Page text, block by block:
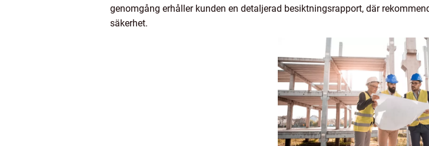
genomgång erhåller kunden en detaljerad besiktningsrapport, där
säkerhet.